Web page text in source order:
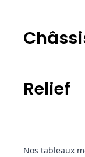
Relief
Nos tableaux